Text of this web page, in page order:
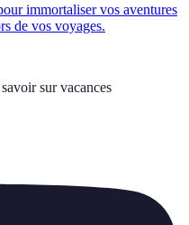
immortaliser vos aventures
de vos voyages.
sur vacances